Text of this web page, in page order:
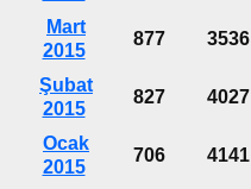
Mart
2015
877 3536
Şubat
2015
827 4027
Ocak
2015
706 4141